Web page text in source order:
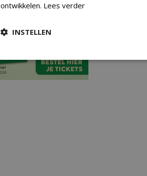
ontwikkelen. Lees verder
INSTELLEN